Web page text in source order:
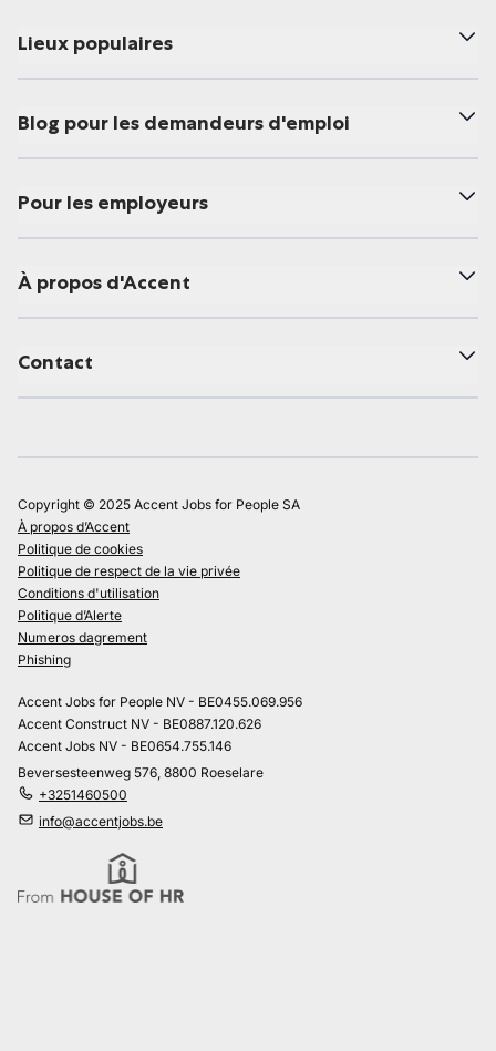
Lieux populaires
Blog pour les demandeurs d'emploi
Pour les employeurs
À propos d'Accent
Contact
Copyright © 2025 Accent Jobs for People SA
À propos d’Accent
Politique de cookies
Politique de respect de la vie privée
Conditions d'utilisation
Politique d’Alerte
Numeros dagrement
Phishing
Accent Jobs for People NV - BE0455.069.956
Accent Construct NV - BE0887.120.626
Accent Jobs NV - BE0654.755.146
Beversesteenweg 576, 8800 Roeselare
+3251460500
info@accentjobs.be